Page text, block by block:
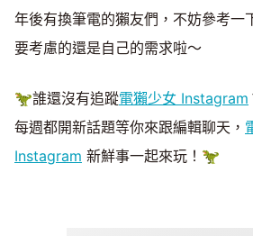
年後有換筆電的獺友們，不妨參考一
要考慮的還是自己的需求啦～
🦖誰還沒有追蹤電獺少女 Instagram
每週都開新話題等你來跟編輯聊天，
Instagram 新鮮事一起來玩！🦖